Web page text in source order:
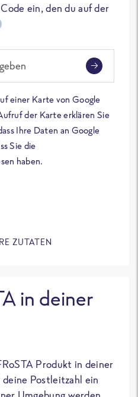
ein, den du auf der
einer Karte von Google
der Karte erklären Sie
Ihre Daten an Google
Sie die
haben.
ZUTATEN
in deiner
Produkt in deiner
deine Postleitzahl ein